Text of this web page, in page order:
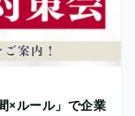
×ルール」で企業